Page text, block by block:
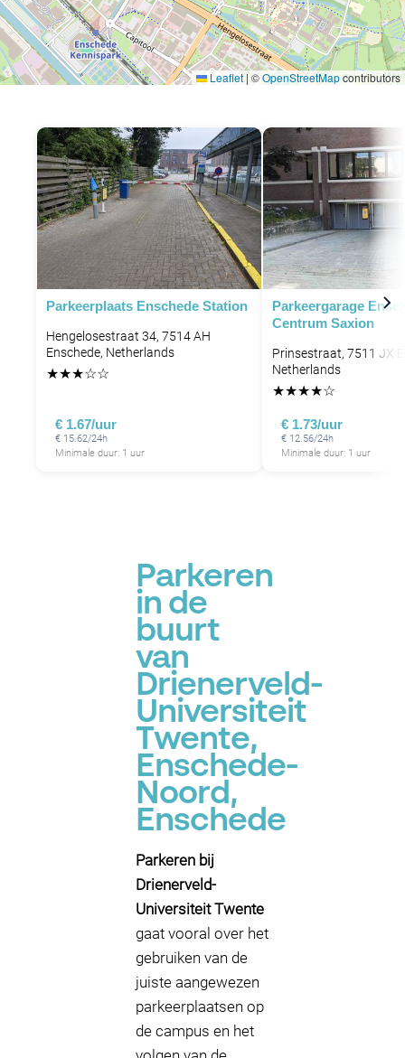
Leaflet | ©OpenStreetMapcontributors
Parkeerplaats Enschede Station
Hengelosestraat 34, 7514 AH
Enschede, Netherlands
★★★☆☆
€ 1.67/uur
€ 15.62/24h
Minimale duur: 1 uur
Parkeergarage
Centrum Saxion
Prinsestraat, 7511 JX
Netherlands
★★★★☆
€ 1.73/uur
€ 12.56/24h
Minimale duur: 1 uur
Parkeren
in de
buurt
van
Drienerveld-
Universiteit
Twente,
Enschede-
Noord,
Enschede
Parkeren bij
Drienerveld-
Universiteit Twente
gaat vooral over het
gebruiken van de
juiste aangewezen
parkeerplaatsen op
de campus en het